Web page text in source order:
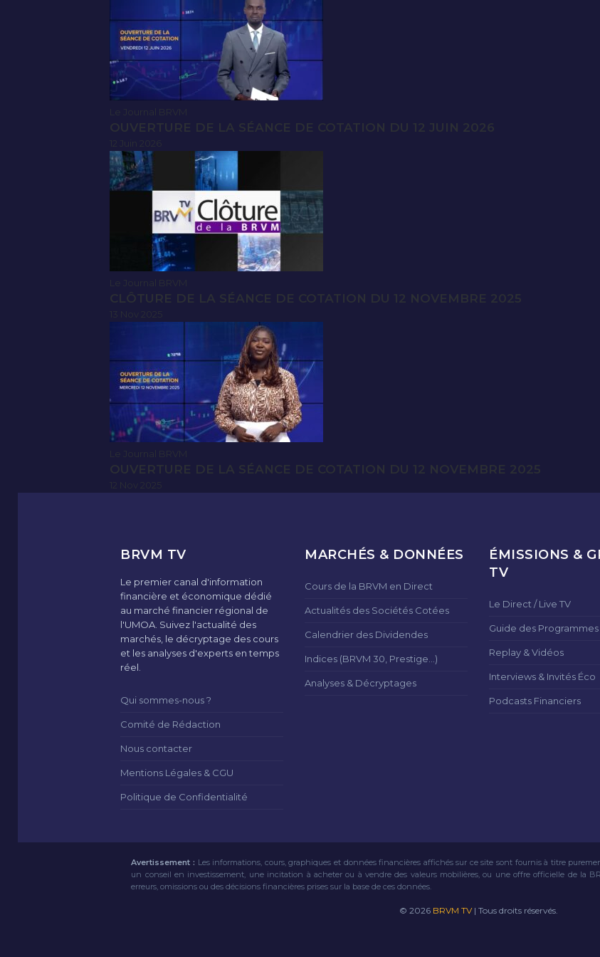
Le Journal BRVM
OUVERTURE DE LA SÉANCE DE COTATION DU 12 JUIN 2026
Le Journal BRVM
CLÔTURE DE LA SÉANCE DE COTATION DU 12 NOVEMBRE 2025
Le Journal BRVM
OUVERTURE DE LA SÉANCE DE COTATION DU 12 NOVEMBRE 2025
BRVM TV
Le premier canal d'information
financière et économique dédié
au marché financier régional de
l'UMOA. Suivez l'actualité des
marchés, le décryptage des cours
et les analyses d'experts en temps
réel.
Qui sommes-nous ?
Comité de Rédaction
Nous contacter
Mentions Légales & CGU
Politique de Confidentialité
MARCHÉS & DONNÉES
Cours de la BRVM en Direct
Actualités des Sociétés Cotées
Calendrier des Dividendes
Indices (BRVM 30, Prestige...)
Analyses & Décryptages
ÉMISSIONS &
TV
Le Direct / Live TV
Guide des Programmes
Replay & Vidéos
Interviews & Invités Éco
Podcasts Financiers
Avertissement : Les informations, cours, graphiques et données financières affichés sur ce site sont fournis à titre
un conseil en investissement, une incitation à acheter ou à vendre des valeurs mobilières, ou une offre officielle de la
erreurs, omissions ou des décisions financières prises sur la base de ces données.
© 2026 BRVM TV| Tous droits réservés.